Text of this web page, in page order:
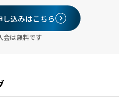
し込みはこちら
会は無料です